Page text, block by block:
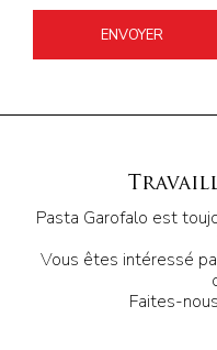
ENVOYER
Pasta Garofalo est
Vous êtes intéressé
Faites-